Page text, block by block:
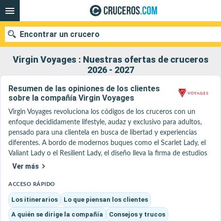
Virgin Voyages : Nuestras ofertas de cruceros
2026 - 2027
Resumen de las opiniones de los clientes
sobre la compañía Virgin Voyages
Virgin Voyages revoluciona los códigos de los cruceros con un
enfoque decididamente lifestyle, audaz y exclusivo para adultos,
pensado para una clientela en busca de libertad y experiencias
diferentes. A bordo de modernos buques como el Scarlet Lady, el
Valiant Lady o el Resilient Lady, el diseño lleva la firma de estudios
de renombre como Tom Dixon, con espacios creativos y originales
La experiencia a bordo se distingue por lugares icónicos como el
Rooftop, el Manor (un club inspirado en los locales londinenses) o
el Red Room, un espacio modular dedicado a espectáculos
inmersivos. El ambiente es a la vez festivo y sofisticado, impulsado
Ver más
ACCESO RÁPIDO
Los itinerarios
Lo que piensan los clientes
A quién se dirige la compañía
Consejos y trucos
Encontrar un crucero
Nuestros destinos
Fecha de salida
Puertos Compañías
Buscar